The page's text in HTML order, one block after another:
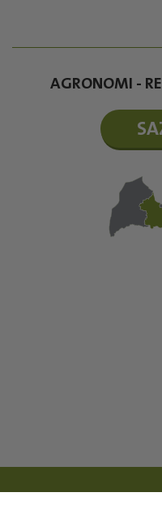
AGRONOMI -